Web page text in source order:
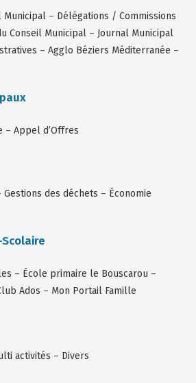
Municipal – Délégations / Commissions
Conseil Municipal – Journal Municipal
–Agglo Béziers Méditerranée –
–Appel d’Offres
Gestions des déchets – Économie
– École primaire le Bouscarou –
Ados – Mon Portail Famille
activités – Divers